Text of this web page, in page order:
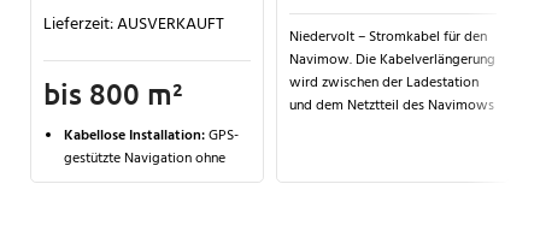
Lieferzeit:AUSVERKAUFT
bis 800 m²
Kabellose Installation:GPS-
gestützte Navigation ohne
physisches Begrenzungskabel
Niedervolt – Stromkabel für den
Navimow. Die Kabelverlängerung
wird zwischen der Ladestation
und dem Netztteil des Navimows